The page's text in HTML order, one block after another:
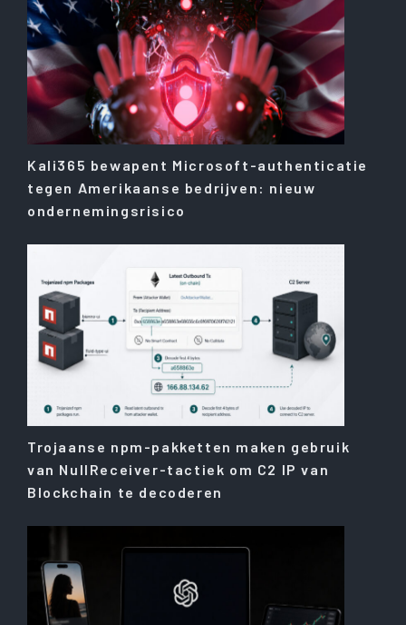
Kali365 bewapent Microsoft-authenticatie
tegen Amerikaanse bedrijven: nieuw
ondernemingsrisico
Trojaanse npm-pakketten maken gebruik
van NullReceiver-tactiek om C2 IP van
Blockchain te decoderen